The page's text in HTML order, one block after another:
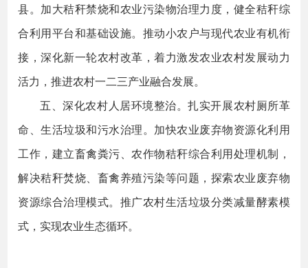
县。加大秸秆禁烧和农业污染物治理力度，健全秸秆综
合利用平台和基础设施。推动小农户与现代农业有机衔
接，深化新一轮农村改革，着力激发农业农村发展动力
活力，推进农村一二三产业融合发展。
五、深化农村人居环境整治。扎实开展农村厕所革
命、生活垃圾和污水治理。加快农业废弃物资源化利用
工作，建立畜禽粪污、农作物秸秆综合利用处理机制，
解决秸秆焚烧、畜禽养殖污染等问题，探索农业废弃物
资源综合治理模式。推广农村生活垃圾分类减量酵素模
式，实现农业生态循环。